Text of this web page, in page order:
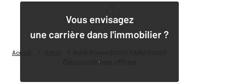
Accueil
Vous envisagez
une carrière dans l'immobilier ?
Découvrir nos offres
1